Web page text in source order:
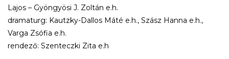
Lajos – Gyöngyösi J. Zoltán e.h.
dramaturg: Kautzky-Dallos Máté e.h., Szász Hanna e.h.,
Varga Zsófia e.h.
rendező: Szenteczki Zita e.h